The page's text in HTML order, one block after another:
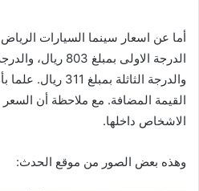
أما عن اسعار سينما السيارات
والدرجة الثاثلة
القيمة المضافة. مع ملاحظة أن
الاشخاص داخلها.
وهذه بعض الصور من موقع الحدث: